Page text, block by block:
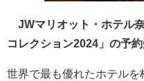
JWマリオット・ホテル
コレクション2024」の予約
世界で最も優れたホテルを